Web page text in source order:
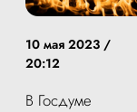
10 мая 2023 /
20:12
В Госдуме